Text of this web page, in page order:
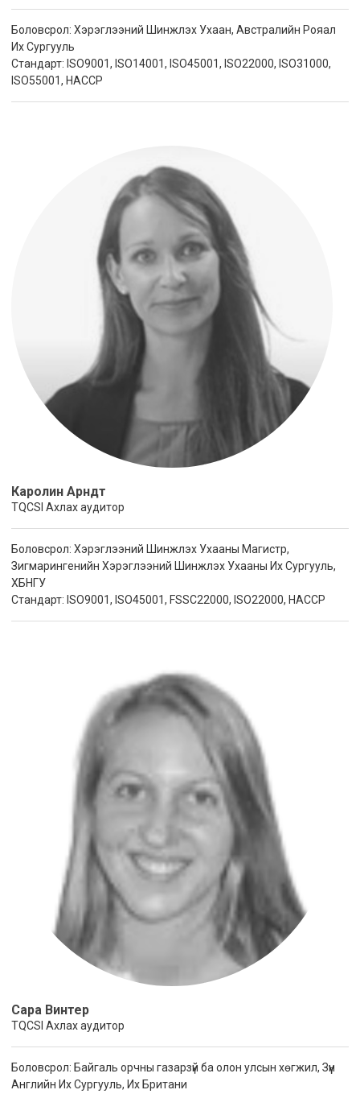
Боловсрол: Хэрэглээний Шинжлэх Ухаан, Австралийн Рояал
Их Сургууль
Стандарт: ISO9001, ISO14001, ISO45001, ISO22000, ISO31000,
ISO55001, HACCP
Каролин Арндт
TQCSI Ахлах аудитор
Боловсрол: Хэрэглээний Шинжлэх Ухааны Магистр,
Зигмарингенийн Хэрэглээний Шинжлэх Ухааны Их Сургууль,
ХБНГУ
Стандарт: ISO9001, ISO45001, FSSC22000, ISO22000, HACCP
Сара Винтер
TQCSI Ахлах аудитор
Боловсрол: Байгаль орчны газарзүй ба олон улсын хөгжил, Зүүн
Английн Их Сургууль, Их Британи